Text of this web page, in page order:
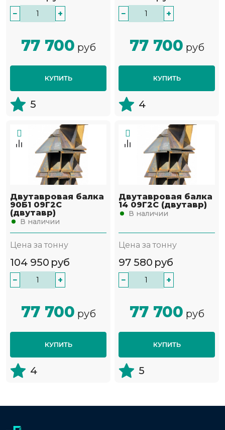
− +
77 700 руб
КУПИТЬ
5
− +
77 700 руб
КУПИТЬ
4
Двутавровая балка
90Б1 09Г2С
(двутавр)
В наличии
Цена за тонну
104 950 руб
− +
77 700 руб
КУПИТЬ
4
Двутавровая балка
14 09Г2С (двутавр)
В наличии
Цена за тонну
97 580 руб
− +
77 700 руб
КУПИТЬ
5